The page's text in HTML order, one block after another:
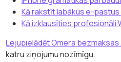
Kā rakstīt labākus e-pastus
Kā izklausīties profesionāli
Lejupielādēt Omera
katru ziņojumu nozīmīgu.